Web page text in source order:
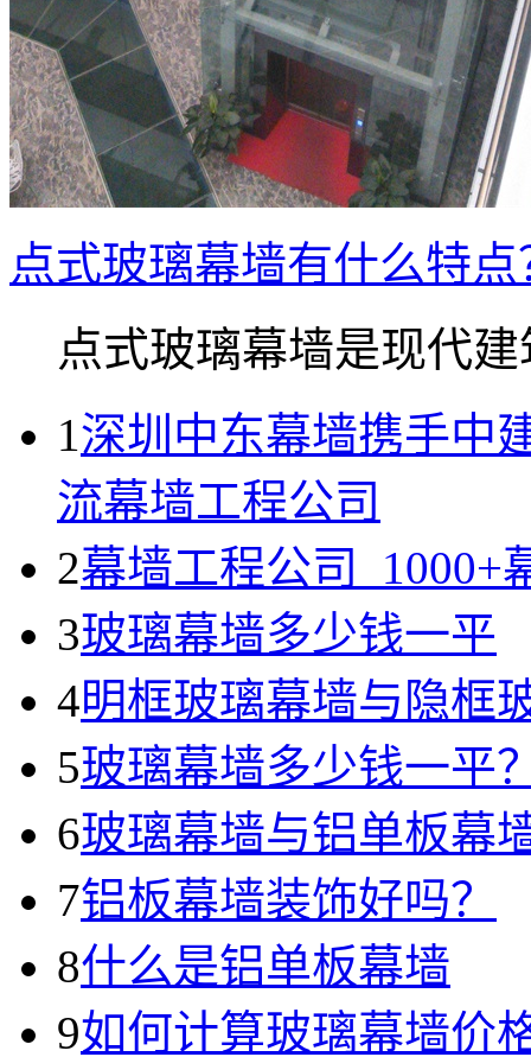
点式玻璃幕墙有什么特点
点式玻璃幕墙是现代建
1深圳中东幕墙携手中
流幕墙工程公司
2幕墙工程公司_1000+
3玻璃幕墙多少钱一平
4明框玻璃幕墙与隐框
5玻璃幕墙多少钱一平
6玻璃幕墙与铝单板幕
7铝板幕墙装饰好吗？
8什么是铝单板幕墙
9如何计算玻璃幕墙价